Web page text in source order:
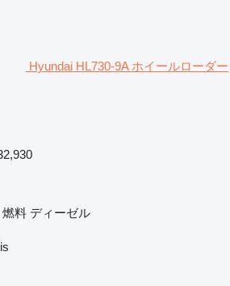
Hyundai HL730-9A ホイールローダー
燃料 ディーゼル